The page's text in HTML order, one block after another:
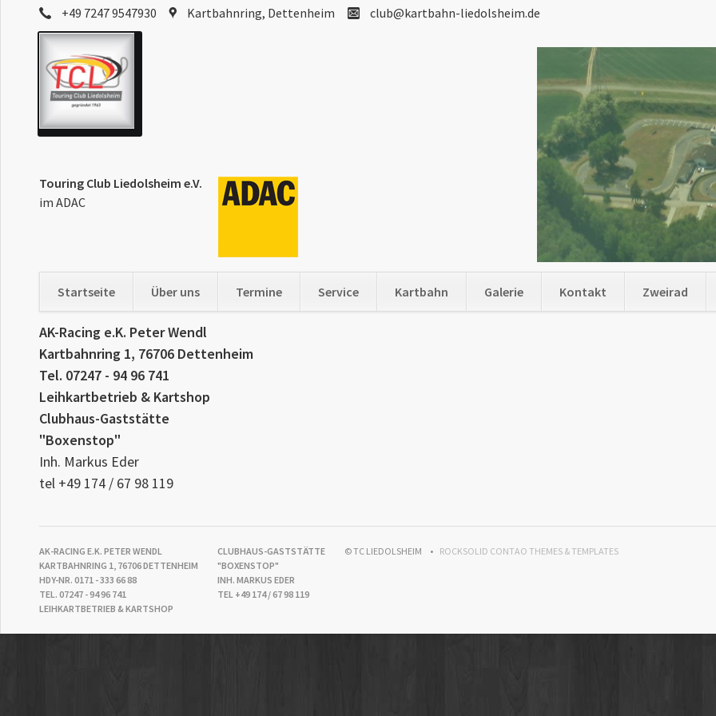
+49 7247 9547930 Kartbahnring, Dettenheim club@kartbahn-liedolsheim.de
Touring Club Liedolsheim e.V.
im ADAC
Startseite Über uns Termine Service Kartbahn Galerie Kontakt Zweirad
überspringen
AK-Racing e.K. Peter Wendl
Kartbahnring 1, 76706 Dettenheim
Tel. 07247 - 94 96 741
Leihkartbetrieb & Kartshop
Clubhaus-Gaststätte
"Boxenstop"
Inh. Markus Eder
tel +49 174 / 67 98 119
AK-RACING E.K. PETER WENDL
KARTBAHNRING 1, 76706 DETTENHEIM
HDY-NR. 0171 - 333 66 88
TEL. 07247 - 94 96 741
LEIHKARTBETRIEB & KARTSHOP
CLUBHAUS-GASTSTÄTTE
"BOXENSTOP"
INH. MARKUS EDER
TEL +49 174 / 67 98 119
© TC LIEDOLSHEIM ROCKSOLID CONTAO THEMES & TEMPLATES